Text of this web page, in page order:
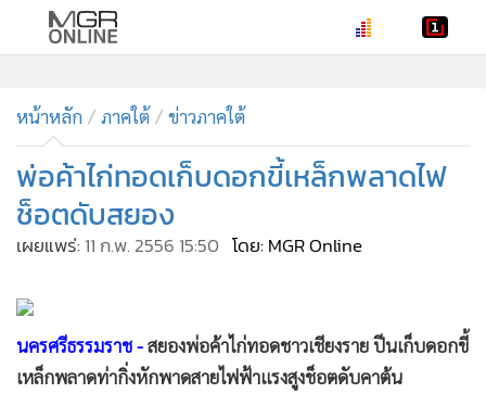
• ทันเหตุการณ์
• ภาคใต้
• ภูมิภาค
• Online Section
• บันเทิง
• คอลัมนิสต์
• ละคร
• CbizReview
หน้าหลัก ภาคใต้ ข่าวภาคใต้
พ่อค้าไก่ทอดเก็บดอกขี้เหล็กพลาดไฟ
ช็อตดับสยอง
เผยแพร่: 11 ก.พ. 2556 15:50 โดย: MGR Online
นครศรีธรรมราช -สยองพ่อค้าไก่ทอดชาวเชียงราย ปีนเก็บดอกขี้
เหล็กพลาดท่ากิ่งหักพาดสายไฟฟ้าแรงสูงช็อตดับคาต้น